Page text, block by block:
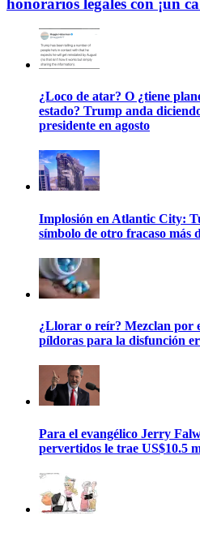
honorarios legales con ¡un
¿Loco de atar? O ¿tiene
estado? Trump anda
presidente en agosto
Implosión en Atlantic City:
símbolo de otro fracaso más
¿Llorar o reír? Mezclan por
píldoras para la disfunción
Para el evangélico Jerry
pervertidos le trae US$10.5